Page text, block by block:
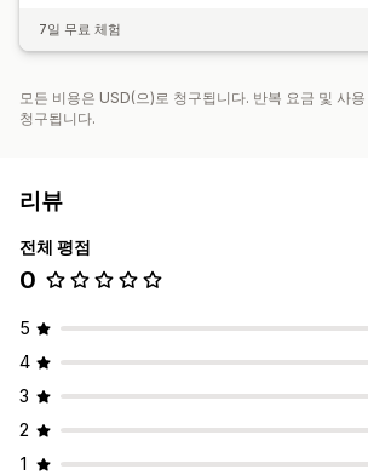
7일 무료 체험
모든 비용은 USD(으)로 청구됩니다. 반복 요금 및 사
청구됩니다.
리뷰
전체 평점
0
5
4
3
2
1